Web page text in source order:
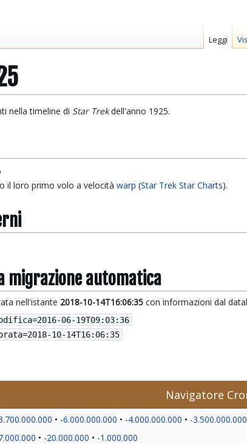
nella timeline di Star Trekdell'anno 1925.
il loro primo volo a velocitàwarp (Star Trek Star Charts).
migrazione automatica
nell'istante 2018-10-14T16:06:35 con informazioni dal
2016-06-19T09:03:36
2018-10-14T16:06:35
Navigatore
-6.000.000.000 -4.000.000.000 -3.500.000.000
-20.000.000
-1.000.000
Leggi